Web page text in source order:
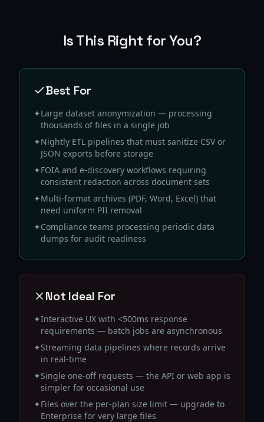
Is This Right for You?
Best For
✦Large dataset anonymization — processing
thousands of files in a single job
✦Nightly ETL pipelines that must sanitize CSV or
JSON exports before storage
✦FOIA and e-discovery workflows requiring
consistent redaction across document sets
✦Multi-format archives (PDF, Word, Excel) that
need uniform PII removal
✦Compliance teams processing periodic data
dumps for audit readiness
Not Ideal For
✦Interactive UX with <500ms response
requirements — batch jobs are asynchronous
✦Streaming data pipelines where records arrive
in real-time
✦Single one-off requests — the API or web app is
simpler for occasional use
✦Files over the per-plan size limit — upgrade to
Enterprise for very large files